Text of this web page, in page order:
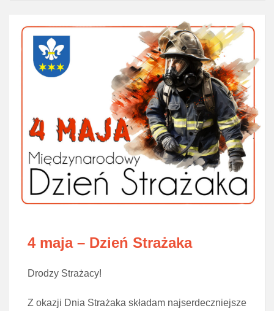
4 maja – Dzień Strażaka
Drodzy Strażacy!
Z okazji Dnia Strażaka składam najserdeczniejsze